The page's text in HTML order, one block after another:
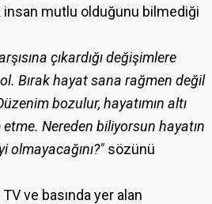
insan mutlu olduğunu bilmediği
çıkardığı değişimlere
Bırak hayat sana rağmen değil
bozulur, hayatımın altı
Nereden biliyorsun hayatın
olmayacağını?" sözünü
ve basında yer alan